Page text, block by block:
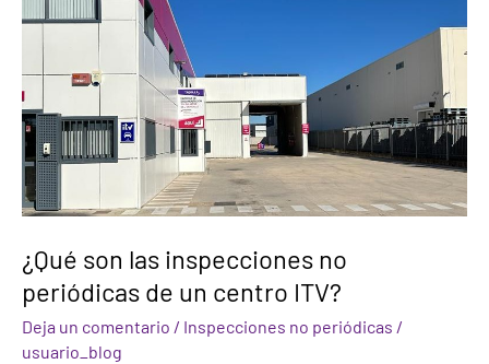
¿Qué son las inspecciones no
periódicas de un centro ITV?
Deja un comentario / Inspecciones no periódicas /
usuario_blog
periódicas
centro
ITV?